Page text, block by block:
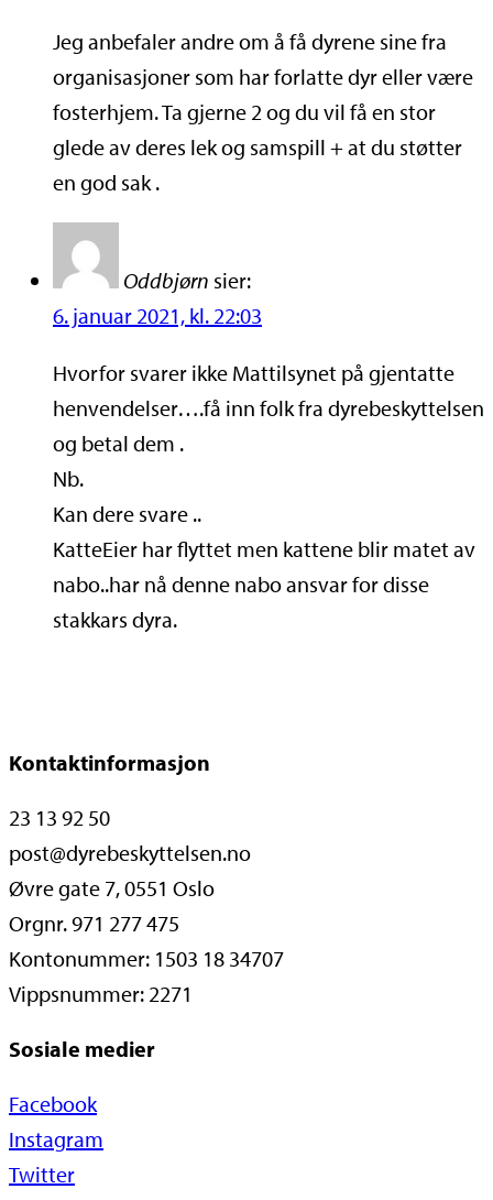
Jeg anbefaler andre om å få dyrene sine fra
organisasjoner som har forlatte dyr eller være
fosterhjem. Ta gjerne 2 og du vil få en stor
glede av deres lek og samspill + at du støtter
en god sak .
Oddbjørn sier:
6. januar 2021, kl. 22:03
Hvorfor svarer ikke Mattilsynet på gjentatte
henvendelser….få inn folk fra dyrebeskyttelsen
og betal dem .
Nb.
Kan dere svare ..
KatteEier har flyttet men kattene blir matet av
nabo..har nå denne nabo ansvar for disse
stakkars dyra.
Kontaktinformasjon
23 13 92 50
post@dyrebeskyttelsen.no
Øvre gate 7, 0551 Oslo
Orgnr. 971 277 475
Kontonummer: 1503 18 34707
Vippsnummer: 2271
Sosiale medier
Facebook
Instagram
Twitter